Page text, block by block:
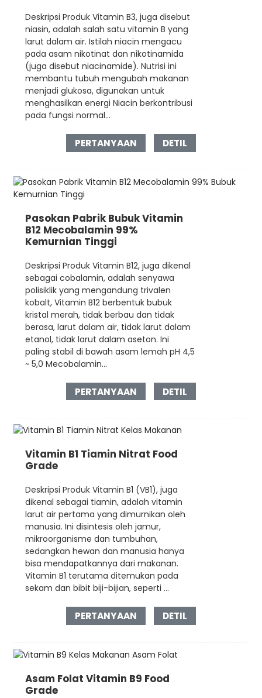
Deskripsi Produk Vitamin B3, juga disebut
niasin, adalah salah satu vitamin B yang
larut dalam air. Istilah niacin mengacu
pada asam nikotinat dan nikotinamida
(juga disebut niacinamide). Nutrisi ini
membantu tubuh mengubah makanan
menjadi glukosa, digunakan untuk
menghasilkan energi Niacin berkontribusi
pada fungsi normal...
PERTANYAAN DETIL
Pasokan Pabrik Bubuk Vitamin
B12 Mecobalamin 99%
Kemurnian Tinggi
Deskripsi Produk Vitamin B12, juga dikenal
sebagai cobalamin, adalah senyawa
polisiklik yang mengandung trivalen
kobalt, Vitamin B12 berbentuk bubuk
kristal merah, tidak berbau dan tidak
berasa, larut dalam air, tidak larut dalam
etanol, tidak larut dalam aseton. Ini
paling stabil di bawah asam lemah pH 4,5
~ 5,0 Mecobalamin...
PERTANYAAN DETIL
Vitamin B1 Tiamin Nitrat Food
Grade
Deskripsi Produk Vitamin B1 (VB1), juga
dikenal sebagai tiamin, adalah vitamin
larut air pertama yang dimurnikan oleh
manusia. Ini disintesis oleh jamur,
mikroorganisme dan tumbuhan,
sedangkan hewan dan manusia hanya
bisa mendapatkannya dari makanan.
Vitamin B1 terutama ditemukan pada
sekam dan bibit biji-bijian, seperti ...
PERTANYAAN DETIL
Asam Folat Vitamin B9 Food
Grade